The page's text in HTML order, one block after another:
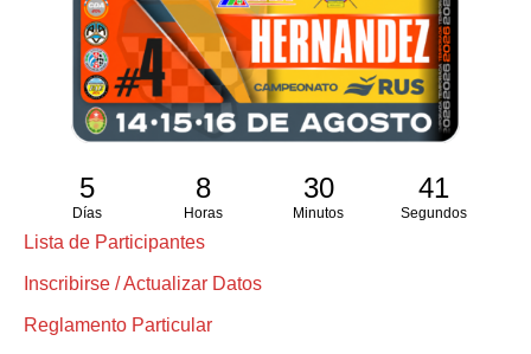
5
Días
8
Horas
30
Minutos
41
Segundos
Lista de Participantes
Inscribirse / Actualizar Datos
Reglamento Particular